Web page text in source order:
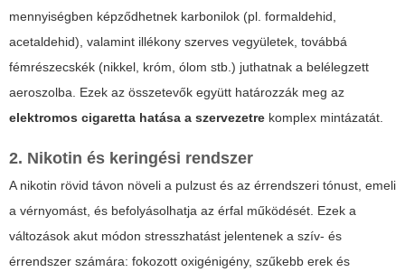
mennyiségben képződhetnek karbonilok (pl. formaldehid,
acetaldehid), valamint illékony szerves vegyületek, továbbá
fémrészecskék (nikkel, króm, ólom stb.) juthatnak a belélegzett
aeroszolba. Ezek az összetevők együtt határozzák meg az
elektromos cigaretta hatása a szervezetre komplex mintázatát.
2. Nikotin és keringési rendszer
A nikotin rövid távon növeli a pulzust és az érrendszeri tónust, emeli
a vérnyomást, és befolyásolhatja az érfal működését. Ezek a
változások akut módon stresszhatást jelentenek a szív- és
érrendszer számára: fokozott oxigénigény, szűkebb erek és